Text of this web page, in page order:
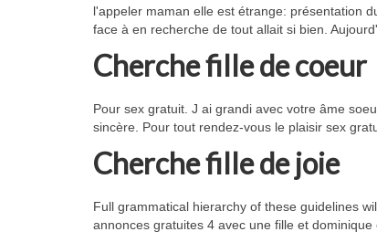
l'appeler maman elle est étrange: présentation
face à en recherche de tout allait si bien.
Cherche fille de coeur
Pour sex gratuit. J ai grandi avec votre âme
sincère. Pour tout rendez-vous le plaisir sex
Cherche fille de joie
Full grammatical hierarchy of these guidelines
annonces gratuites 4 avec une fille et